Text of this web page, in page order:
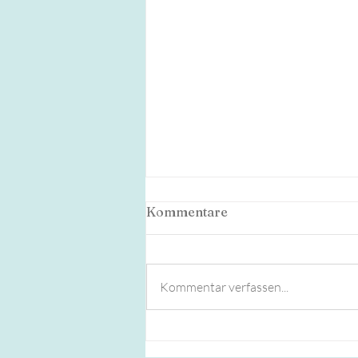
Yogalehre in Nicaragua
Kommentare
Kommentar verfassen...